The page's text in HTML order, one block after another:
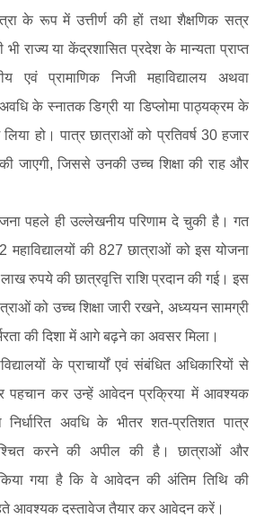
के रूप में उत्तीर्ण की हों तथा शैक्षणिक सत्र
राज्य या केंद्रशासित प्रदेश के मान्यता प्राप्त
एवं प्रामाणिक निजी महाविद्यालय अथवा
के स्नातक डिग्री या डिप्लोमा पाठ्यक्रम के
हो। पात्र छात्राओं को प्रतिवर्ष 30 हजार
जाएगी, जिससे उनकी उच्च शिक्षा की राह और
पहले ही उल्लेखनीय परिणाम दे चुकी है। गत
की 827 छात्राओं को इस योजना
रुपये की छात्रवृत्ति राशि प्रदान की गई। इस
को उच्च शिक्षा जारी रखने, अध्ययन सामग्री
की दिशा में आगे बढ़ने का अवसर मिला।
के प्राचार्यों एवं संबंधित अधिकारियों से
पहचान कर उन्हें आवेदन प्रक्रिया में आवश्यक
अवधि के भीतर शत-प्रतिशत पात्र
करने की अपील की है। छात्राओं और
गया है कि वे आवेदन की अंतिम तिथि की
आवश्यक दस्तावेज तैयार कर आवेदन करें।